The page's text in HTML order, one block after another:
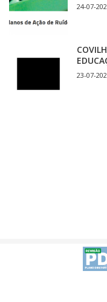
24-07-
23-07-